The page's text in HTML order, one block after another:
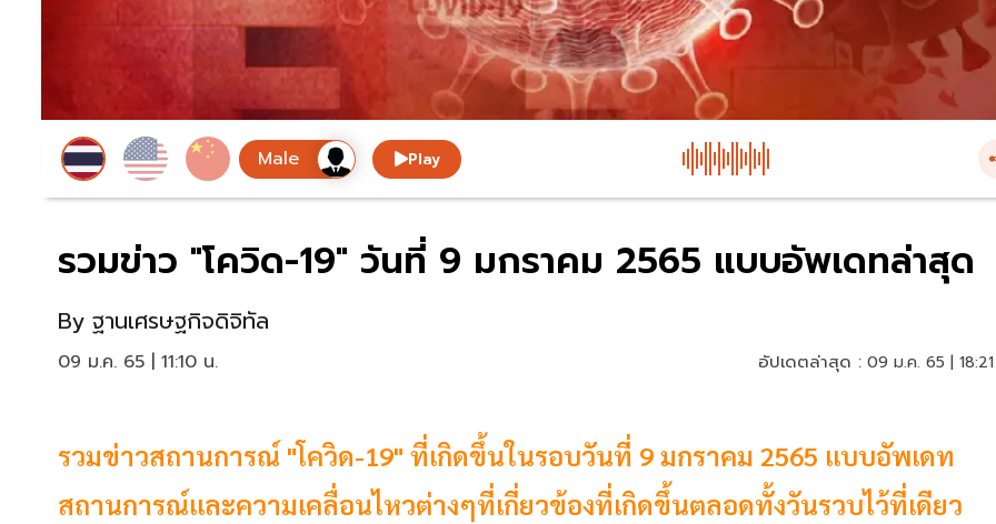
Play
รวมข่าว "โควิด-19" วันที่ 9 มกราคม 2565 แบบอัพเดทล่าสุด
By ฐานเศรษฐกิจดิจิทัล
09 ม.ค. 65 | 11:10 น. อัปเดตล่าสุด : 09 ม.ค. 65 |
รวมข่าวสถานการณ์ "โควิด-19" ที่เกิดขึ้นในรอบวันที่ 9 มกราคม 2565 แบบอัพเดท
สถานการณ์และความเคลื่อนไหวต่างๆที่เกี่ยวข้องที่เกิดขึ้นตลอดทั้งวันรวบไว้ที่เดียว